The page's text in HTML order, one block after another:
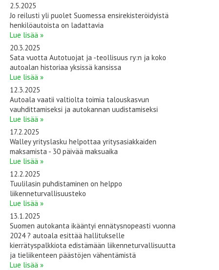
2.5.2025
Jo reilusti yli puolet Suomessa ensirekisteröidyistä
henkilöautoista on ladattavia
Lue lisää »
20.3.2025
Sata vuotta Autotuojat ja -teollisuus ry:n ja koko
autoalan historiaa yksissä kansissa
Lue lisää »
12.3.2025
Autoala vaatii valtiolta toimia talouskasvun
vauhdittamiseksi ja autokannan uudistamiseksi
Lue lisää »
17.2.2025
Walley yrityslasku helpottaa yritysasiakkaiden
maksamista - 30 päivää maksuaika
Lue lisää »
12.2.2025
Tuulilasin puhdistaminen on helppo
liikenneturvallisuusteko
Lue lisää »
13.1.2025
Suomen autokanta ikääntyi ennätysnopeasti vuonna
2024 ? autoala esittää hallitukselle
kierrätyspalkkiota edistämään liikenneturvallisuutta
ja tieliikenteen päästöjen vähentämistä
Lue lisää »